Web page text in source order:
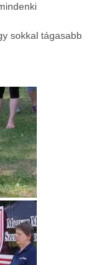
sokkal tágasabb